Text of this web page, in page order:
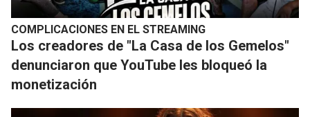
COMPLICACIONES EN EL STREAMING
​Los creadores de "La Casa de los Gemelos"
denunciaron que YouTube les bloqueó la
monetización